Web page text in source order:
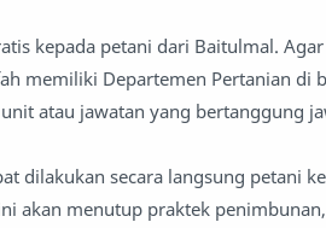
kepada petani dari Baitulmal.
memiliki Departemen Pertanian di
atau jawatan yang bertanggung
dilakukan secara langsung petani
akan menutup praktek